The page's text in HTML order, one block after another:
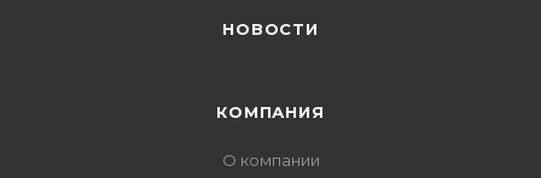
НОВОСТИ
КОМПАНИЯ
О компании